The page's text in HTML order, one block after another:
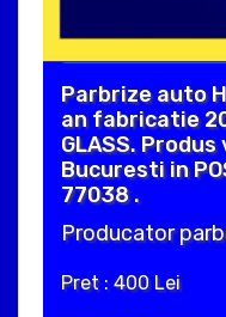
Parbrize auto
an fabricatie
GLASS.
Bucuresti in
77038 .
Producator
Pret : 400 Lei